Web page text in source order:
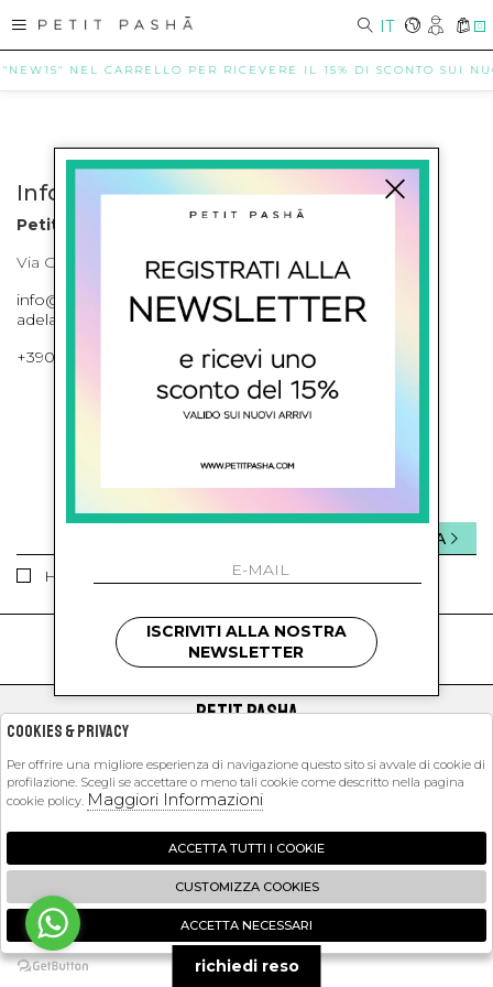
IT 0
NEL CARRELLO PER RICEVERE IL 15% DI SCONTO SUI
Info contatti
Petit Pasha
Via Cilea, 255 Napoli Corso Umberto I 301 Napoli
info@petitpasha.com, petitpasha@hotmail.it,
adelaide.petitpasha@hotmail.com
+39081643421 , +390812351280
ISCRIVITI ALLA NEWSLETTER
Ho letto ed accettato le condizioni sulla privacy.
INVIA
kids
PETIT PASHA
EXTRA
2026 Petit Pasha - P.iva : 09423341214 Powered by
Zucchetti
🍪
ISCRIVITI ALLA NOSTRA
NEWSLETTER
richiedi reso
Cookies & Privacy
Per offrire una migliore esperienza di navigazione questo sito si avvale di cookie di
profilazione. Scegli se accettare o meno tali cookie come descritto nella pagina
cookie policy. Maggiori Informazioni
ACCETTA TUTTI I COOKIE
CUSTOMIZZA COOKIES
ACCETTA NECESSARI